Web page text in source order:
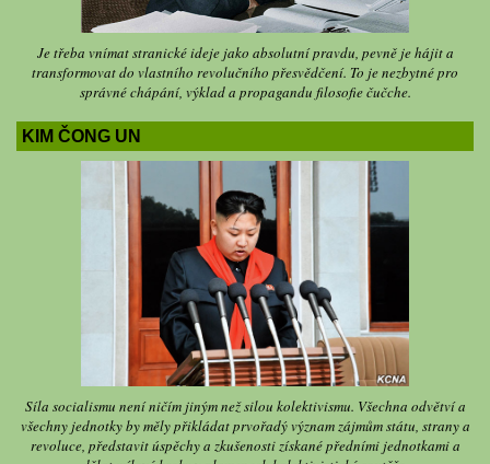
Je třeba vnímat stranické ideje jako absolutní pravdu, pevně je hájit a
transformovat do vlastního revolučního přesvědčení. To je nezbytné pro
správné chápání, výklad a propagandu filosofie čučche.
KIM ČONG UN
Síla socialismu není ničím jiným než silou kolektivismu. Všechna odvětví a
všechny jednotky by měly přikládat prvořadý význam zájmům státu, strany a
revoluce, představit úspěchy a zkušenosti získané předními jednotkami a